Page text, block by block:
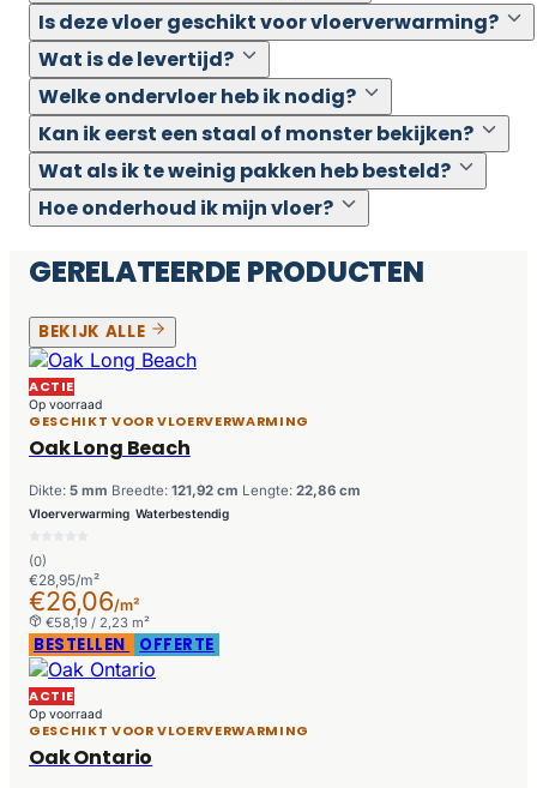
Is deze vloer geschikt voor vloerverwarming?
Wat is de levertijd?
Welke ondervloer heb ik nodig?
Kan ik eerst een staal of monster bekijken?
Wat als ik te weinig pakken heb besteld?
Hoe onderhoud ik mijn vloer?
GERELATEERDE PRODUCTEN
BEKIJK ALLE
ACTIE
Op voorraad
GESCHIKT VOOR VLOERVERWARMING
Oak Long Beach
Dikte: 5 mm Breedte: 121,92 cm Lengte: 22,86 cm
Vloerverwarming Waterbestendig
(0)
€28,95/m²
€26,06/m²
€58,19 / 2,23 m²
BESTELLEN OFFERTE
ACTIE
Op voorraad
GESCHIKT VOOR VLOERVERWARMING
Oak Ontario